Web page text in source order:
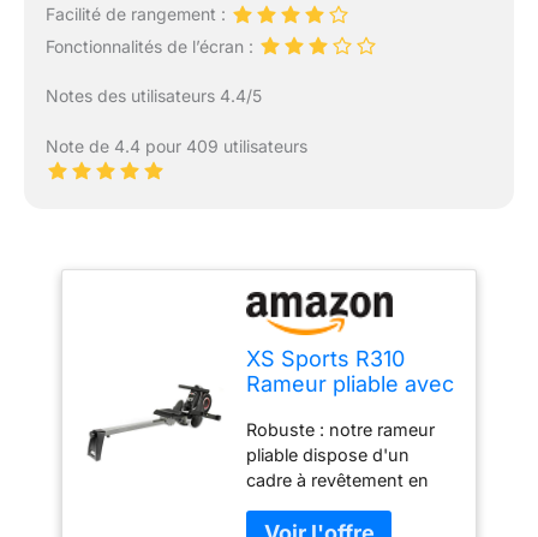
Facilité de rangement :
Fonctionnalités de l’écran :
Notes des utilisateurs 4.4/5
Note de 4.4 pour 409 utilisateurs
XS Sports R310
Rameur pliable avec
résistance
magnétique
réglable et ceinture
de conduite
Robuste : notre rameur
pliable dispose d'un
cadre à revêtement en
résister à l'épreuve du